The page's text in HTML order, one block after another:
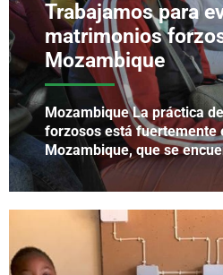
Trabajamos para
matrimonios
Mozambique
Mozambique La práctica
forzosos está fuertemente
Mozambique, que se